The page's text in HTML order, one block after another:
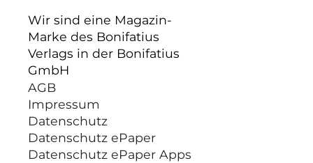
Wir sind eine Magazin-
Marke des Bonifatius
Verlags in der Bonifatius
GmbH
AGB
Impressum
Datenschutz
Datenschutz ePaper
Datenschutz ePaper Apps